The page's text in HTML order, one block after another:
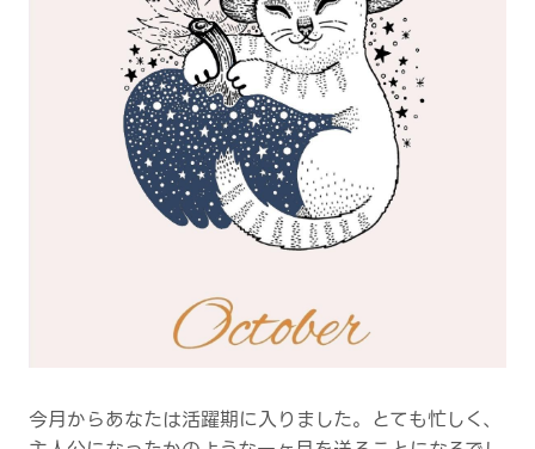
今月からあなたは活躍期に入りました。とても忙しく、